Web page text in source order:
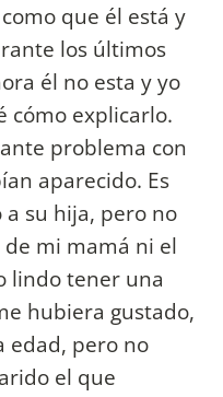
que él está y
los últimos
él no esta y yo
cómo explicarlo.
problema con
aparecido. Es
su hija, pero no
mi mamá ni el
lindo tener una
hubiera gustado,
edad, pero no
el que